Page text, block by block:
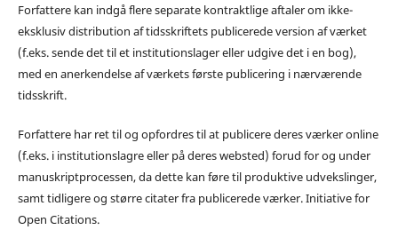
Forfattere kan indgå flere separate kontraktlige aftaler om ikke-
eksklusiv distribution af tidsskriftets publicerede version af værket
(f.eks. sende det til et institutionslager eller udgive det i en bog),
med en anerkendelse af værkets første publicering i nærværende
tidsskrift.
Forfattere har ret til og opfordres til at publicere deres værker online
(f.eks. i institutionslagre eller på deres websted) forud for og under
manuskriptprocessen, da dette kan føre til produktive udvekslinger,
samt tidligere og større citater fra publicerede værker. Initiative for
Open Citations.